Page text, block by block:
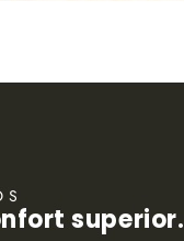
superior.